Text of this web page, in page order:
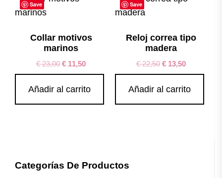
Save
Collar motivos
marinos
€23,00 € 11,50
Añadir al carrito
Save
Reloj correa tipo
madera
€22,50 €13,50
Añadir al carrito
Categorías De Productos